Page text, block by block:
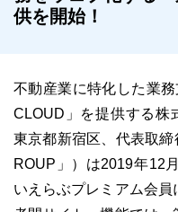
業務向け機能
供を開始！
不動産業に特化した業
CLOUD」を提供する株
東京都新宿区、代表取
ROUP」）は2019年12
いえらぶプレミアム会